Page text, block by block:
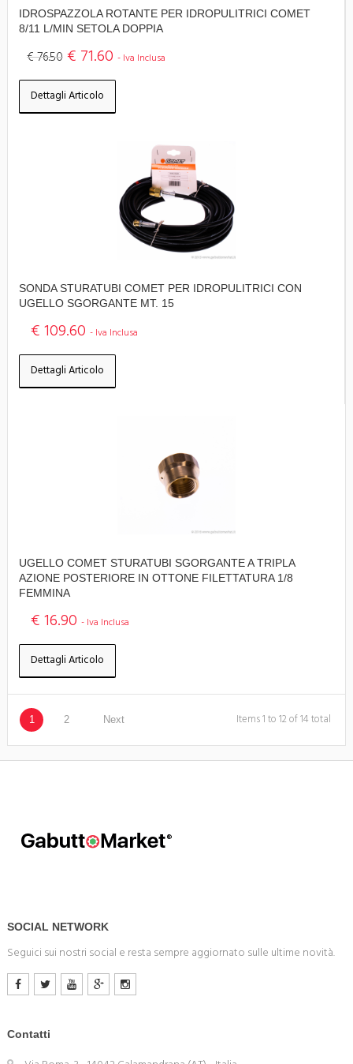
IDROSPAZZOLA ROTANTE PER IDROPULITRICI COMET
8/11 L/MIN SETOLA DOPPIA
€ 76.50 € 71.60 - Iva Inclusa
Dettagli Articolo
SONDA STURATUBI COMET PER IDROPULITRICI CON
UGELLO SGORGANTE MT. 15
€ 109.60 - Iva Inclusa
Dettagli Articolo
UGELLO COMET STURATUBI SGORGANTE A TRIPLA
AZIONE POSTERIORE IN OTTONE FILETTATURA 1/8
FEMMINA
€ 16.90 - Iva Inclusa
Dettagli Articolo
Items 1 to 12 of 14 total
1 2 Next
SOCIAL NETWORK
Seguici sui nostri social e resta sempre aggiornato sulle ultime novità.
Contatti